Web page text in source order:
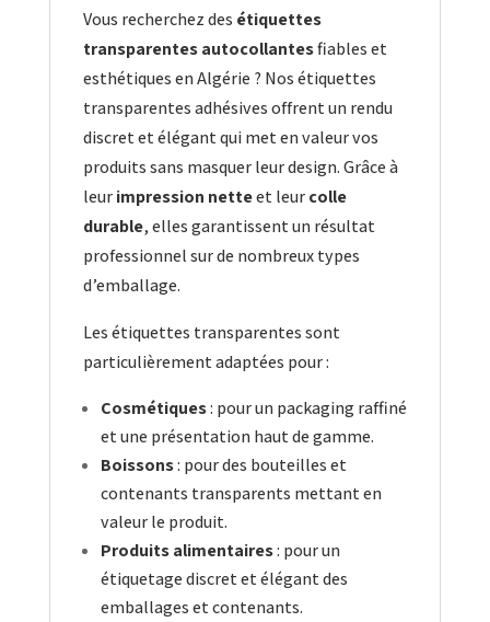
Vous recherchez des étiquettes
transparentes autocollantesfiables et
esthétiques en Algérie ? Nos étiquettes
transparentes adhésives offrent un rendu
discret et élégant qui met en valeur vos
produits sans masquer leur design. Grâce à
leurimpression netteet leurcolle
durable, elles garantissent un résultat
professionnel sur de nombreux types
d’emballage.
Les étiquettes transparentes sont
particulièrement adaptées pour :
Cosmétiques: pour un packaging raffiné
et une présentation haut de gamme.
Boissons: pour des bouteilles et
contenants transparents mettant en
valeur le produit.
Produits alimentaires: pour un
étiquetage discret et élégant des
emballages et contenants.